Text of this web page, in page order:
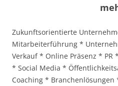
Zukunftsorientierte
Mitarbeiterführung *
Verkauf * Online Präsenz * PR
* Social Media *
Coaching * Branchenlösungen